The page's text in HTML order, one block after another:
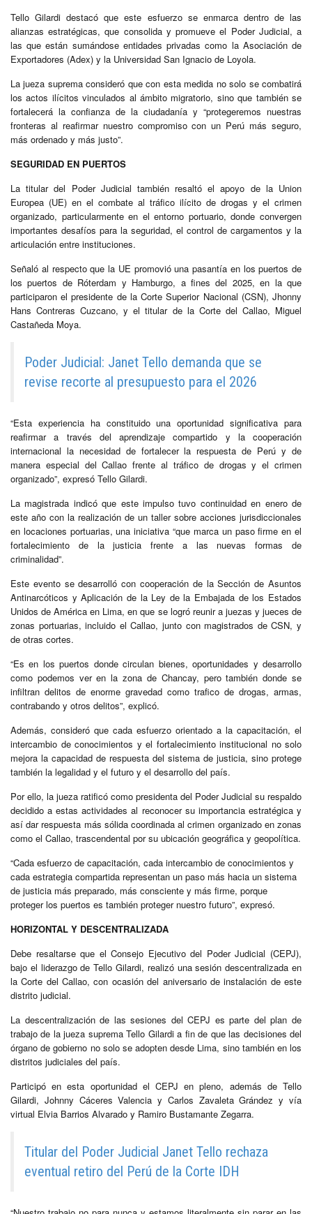
Tello Gilardi destacó que este esfuerzo se enmarca dentro de las
alianzas estratégicas, que consolida y promueve el Poder Judicial, a
las que están sumándose entidades privadas como la Asociación de
Exportadores (Adex) y la Universidad San Ignacio de Loyola.
La jueza suprema consideró que con esta medida no solo se combatirá
los actos ilícitos vinculados al ámbito migratorio, sino que también se
fortalecerá la confianza de la ciudadanía y “protegeremos nuestras
fronteras al reafirmar nuestro compromiso con un Perú más seguro,
más ordenado y más justo”.
SEGURIDAD EN PUERTOS
La titular del Poder Judicial también resaltó el apoyo de la Union
Europea (UE) en el combate al tráfico ilícito de drogas y el crimen
organizado, particularmente en el entorno portuario, donde convergen
importantes desafíos para la seguridad, el control de cargamentos y la
articulación entre instituciones.
Señaló al respecto que la UE promovió una pasantía en los puertos de
los puertos de Róterdam y Hamburgo, a fines del 2025, en la que
participaron el presidente de la Corte Superior Nacional (CSN), Jhonny
Hans Contreras Cuzcano, y el titular de la Corte del Callao, Miguel
Castañeda Moya.
Poder Judicial: Janet Tello demanda que se
revise recorte al presupuesto para el 2026
“Esta experiencia ha constituido una oportunidad significativa para
reafirmar a través del aprendizaje compartido y la cooperación
internacional la necesidad de fortalecer la respuesta de Perú y de
manera especial del Callao frente al tráfico de drogas y el crimen
organizado”, expresó Tello Gilardi.
La magistrada indicó que este impulso tuvo continuidad en enero de
este año con la realización de un taller sobre acciones jurisdiccionales
en locaciones portuarias, una iniciativa “que marca un paso firme en el
fortalecimiento de la justicia frente a las nuevas formas de
criminalidad”.
Este evento se desarrolló con cooperación de la Sección de Asuntos
Antinarcóticos y Aplicación de la Ley de la Embajada de los Estados
Unidos de América en Lima, en que se logró reunir a juezas y jueces de
zonas portuarias, incluido el Callao, junto con magistrados de CSN, y
de otras cortes.
“Es en los puertos donde circulan bienes, oportunidades y desarrollo
como podemos ver en la zona de Chancay, pero también donde se
infiltran delitos de enorme gravedad como trafico de drogas, armas,
contrabando y otros delitos”, explicó.
Además, consideró que cada esfuerzo orientado a la capacitación, el
intercambio de conocimientos y el fortalecimiento institucional no solo
mejora la capacidad de respuesta del sistema de justicia, sino protege
también la legalidad y el futuro y el desarrollo del país.
Por ello, la jueza ratificó como presidenta del Poder Judicial su respaldo
decidido a estas actividades al reconocer su importancia estratégica y
así dar respuesta más sólida coordinada al crimen organizado en zonas
como el Callao, trascendental por su ubicación geográfica y geopolítica.
“Cada esfuerzo de capacitación, cada intercambio de conocimientos y
cada estrategia compartida representan un paso más hacia un sistema
de justicia más preparado, más consciente y más firme, porque
proteger los puertos es también proteger nuestro futuro”, expresó.
HORIZONTAL Y DESCENTRALIZADA
Debe resaltarse que el Consejo Ejecutivo del Poder Judicial (CEPJ),
bajo el liderazgo de Tello Gilardi, realizó una sesión descentralizada en
la Corte del Callao, con ocasión del aniversario de instalación de este
distrito judicial.
La descentralización de las sesiones del CEPJ es parte del plan de
trabajo de la jueza suprema Tello Gilardi a fin de que las decisiones del
órgano de gobierno no solo se adopten desde Lima, sino también en los
distritos judiciales del país.
Participó en esta oportunidad el CEPJ en pleno, además de Tello
Gilardi, Johnny Cáceres Valencia y Carlos Zavaleta Grández y vía
virtual Elvia Barrios Alvarado y Ramiro Bustamante Zegarra.
Titular del Poder Judicial Janet Tello rechaza
eventual retiro del Perú de la Corte IDH